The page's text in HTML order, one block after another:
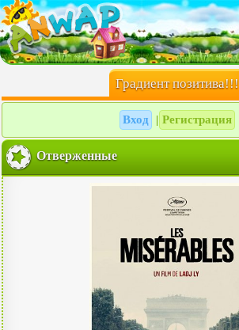
Градиент позитива!!!
Вход Регистрация
Отверженные